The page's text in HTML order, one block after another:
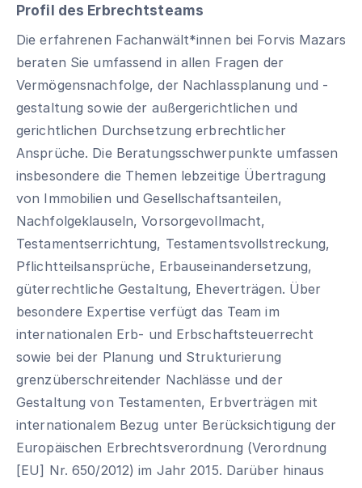
Profil des Erbrechtsteams
Die erfahrenen Fachanwält*innen bei Forvis Mazars
beraten Sie umfassend in allen Fragen der
Vermögensnachfolge, der Nachlassplanung und -
gestaltung sowie der außergerichtlichen und
gerichtlichen Durchsetzung erbrechtlicher
Ansprüche. Die Beratungsschwerpunkte umfassen
insbesondere die Themen lebzeitige Übertragung
von Immobilien und Gesellschaftsanteilen,
Nachfolgeklauseln, Vorsorgevollmacht,
Testamentserrichtung, Testamentsvollstreckung,
Pflichtteilsansprüche, Erbauseinandersetzung,
güterrechtliche Gestaltung, Eheverträgen. Über
besondere Expertise verfügt das Team im
internationalen Erb- und Erbschaftsteuerrecht
sowie bei der Planung und Strukturierung
grenzüberschreitender Nachlässe und der
Gestaltung von Testamenten, Erbverträgen mit
internationalem Bezug unter Berücksichtigung der
Europäischen Erbrechtsverordnung (Verordnung
[EU] Nr. 650/2012) im Jahr 2015. Darüber hinaus